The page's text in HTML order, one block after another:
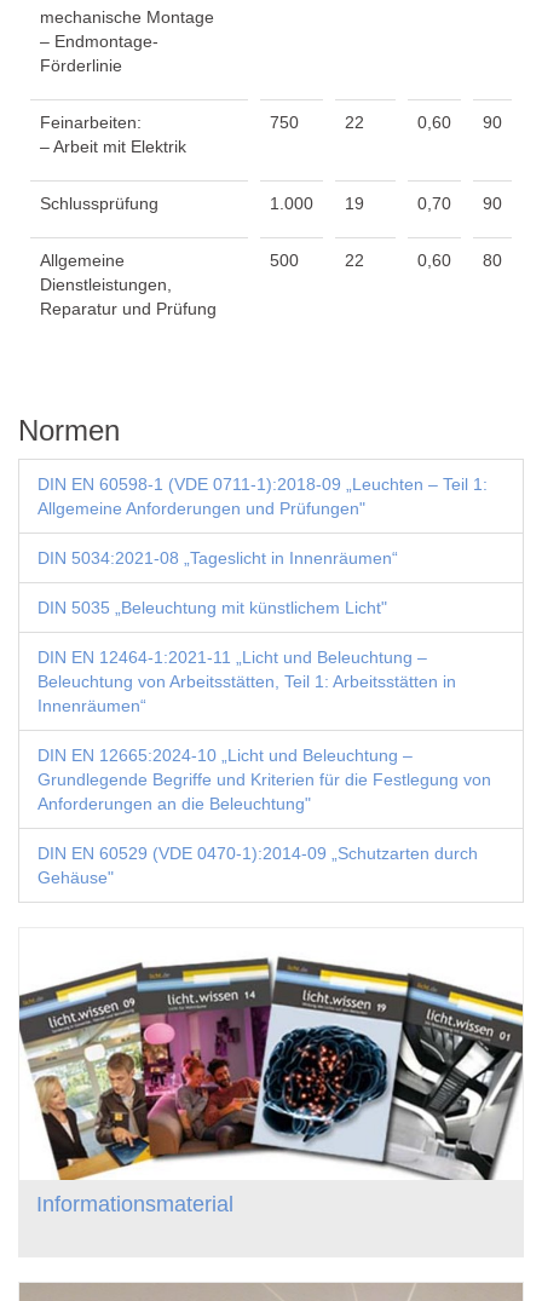
mechanische Montage
– Endmontage-
Förderlinie
Feinarbeiten:
– Arbeit mit Elektrik
750 22 0,60 90
Schlussprüfung 1.000 19 0,70 90
Allgemeine
Dienstleistungen,
Reparatur und Prüfung
500 22 0,60 80
Normen
DIN EN 60598-1 (VDE 0711-1):2018-09 „Leuchten – Teil 1:
Allgemeine Anforderungen und Prüfungen"
DIN 5034:2021-08 „Tageslicht in Innenräumen“
DIN 5035 „Beleuchtung mit künstlichem Licht"
DIN EN 12464-1:2021-11 „Licht und Beleuchtung –
Beleuchtung von Arbeitsstätten, Teil 1: Arbeitsstätten in
Innenräumen“
DIN EN 12665:2024-10 „Licht und Beleuchtung –
Grundlegende Begriffe und Kriterien für die Festlegung von
Anforderungen an die Beleuchtung"
DIN EN 60529 (VDE 0470-1):2014-09 „Schutzarten durch
Gehäuse"
Informationsmaterial